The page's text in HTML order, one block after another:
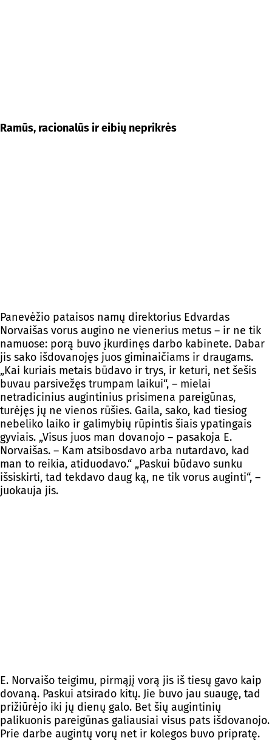
Ramūs, racionalūs ir eibių neprikrės
Panevėžio pataisos namų direktorius Edvardas
Norvaišas vorus augino ne vienerius metus – ir ne tik
namuose: porą buvo įkurdinęs darbo kabinete. Dabar
jis sako išdovanojęs juos giminaičiams ir draugams.
„Kai kuriais metais būdavo ir trys, ir keturi, net šešis
buvau parsivežęs trumpam laikui“, – mielai
netradicinius augintinius prisimena pareigūnas,
turėjęs jų ne vienos rūšies. Gaila, sako, kad tiesiog
nebeliko laiko ir galimybių rūpintis šiais ypatingais
gyviais. „Visus juos man dovanojo – pasakoja E.
Norvaišas. – Kam atsibosdavo arba nutardavo, kad
man to reikia, atiduodavo.“ „Paskui būdavo sunku
išsiskirti, tad tekdavo daug ką, ne tik vorus auginti“, –
juokauja jis.
E. Norvaišo teigimu, pirmąjį vorą jis iš tiesų gavo kaip
dovaną. Paskui atsirado kitų. Jie buvo jau suaugę, tad
prižiūrėjo iki jų dienų galo. Bet šių augintinių
palikuonis pareigūnas galiausiai visus pats išdovanojo.
Prie darbe augintų vorų net ir kolegos buvo pripratę.